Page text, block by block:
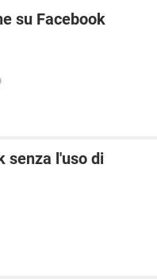
su Facebook
senza l'uso di